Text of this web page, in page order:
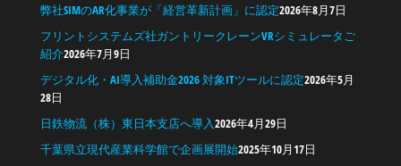
弊社SIMのAR化事業が「経営革新計画」に認定2026年8月7日
フリントシステムズ社ガントリークレーンVRシミュレータご
紹介2026年7月9日
デジタル化・AI導入補助金2026 対象ITツールに認定2026年5月
28日
日鉄物流（株）東日本支店へ導入2026年4月29日
千葉県立現代産業科学館で企画展開始2025年10月17日